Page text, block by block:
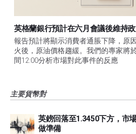
英格蘭銀行預計在六月會議後維持
報告預計將顯示消費者通脹下降，原
火後，原油價格趨緩。我們的專家將
間12:00分析市場對此事件的反應
主要貨幣對
英鎊回落至1.3450下方，市
做準備